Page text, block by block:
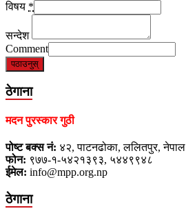
विषय *
सन्देश
Comment
पठाउनुस्
ठेगाना
मदन पुरस्कार गुठी
पोष्ट बक्स नं: ४२, पाटनढोका, ललितपुर, नेपाल
फोन: ९७७-१-५४२१३९३, ५४४९९४८
ईमेल: info@mpp.org.np
ठेगाना